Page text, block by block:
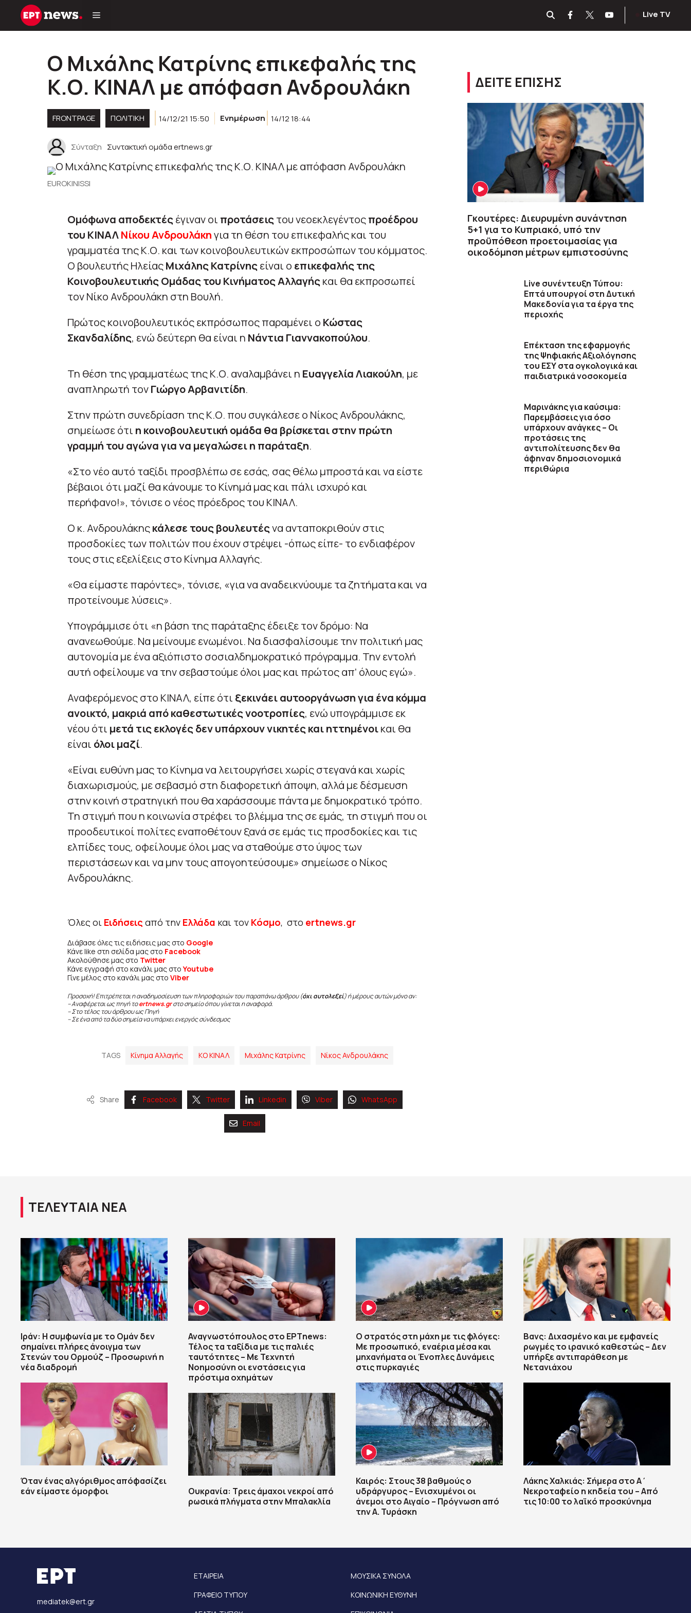
Μετάβαση
Live TV
Ο Μιχάλης Κατρίνης επικεφαλής της
Κ.Ο. ΚΙΝΑΛ με απόφαση Ανδρουλάκη
FRONTPAGE ΠΟΛΙΤΙΚΉ 14/12/21 15:50 Ενημέρωση 14/12 18:44
Σύνταξη Συντακτική ομάδα ertnews.gr
EUROKINISSI
Ομόφωνα αποδεκτέςέγιναν οι προτάσειςτου νεοεκλεγέντοςπροέδρου
του ΚΙΝΑΛ Νίκου Ανδρουλάκηγια τη θέση του επικεφαλής και του
γραμματέα της Κ.Ο. και των κοινοβουλευτικών εκπροσώπων του κόμματος.
Ο βουλευτής ΗλείαςΜιχάλης Κατρίνηςείναι ο επικεφαλής της
Κοινοβουλευτικής Ομάδας του Κινήματος Αλλαγήςκαι θα εκπροσωπεί
τον Νίκο Ανδρουλάκη στη Βουλή.
Πρώτος κοινοβουλευτικός εκπρόσωπος παραμένει ο Κώστας
Σκανδαλίδης, ενώ δεύτερη θα είναι η Νάντια Γιαννακοπούλου.
Τη θέση της γραμματέως της Κ.Ο. αναλαμβάνει η Ευαγγελία Λιακούλη, με
αναπληρωτή τονΓιώργο Αρβανιτίδη.
Στην πρώτη συνεδρίαση της Κ.Ο. που συγκάλεσε ο Νίκος Ανδρουλάκης,
σημείωσε ότι η κοινοβουλευτική ομάδα θα βρίσκεται στην πρώτη
γραμμή του αγώνα για να μεγαλώσει η παράταξη.
«Στο νέο αυτό ταξίδι προσβλέπω σε εσάς, σας θέλω μπροστά και να είστε
βέβαιοι ότι μαζί θα κάνουμε το Κίνημά μας και πάλι ισχυρό και
περήφανο!», τόνισε ο νέος πρόεδρος του ΚΙΝΑΛ.
Ο κ. Ανδρουλάκηςκάλεσε τους βουλευτέςνα ανταποκριθούν στις
προσδοκίες των πολιτών που έχουν στρέψει -όπως είπε- το ενδιαφέρον
τους στις εξελίξεις στο Κίνημα Αλλαγής.
«Θα είμαστε παρόντες», τόνισε, «για να αναδεικνύουμε τα ζητήματα και να
προτείνουμε λύσεις».
Υπογράμμισε ότι «η βάση της παράταξης έδειξε τον δρόμο: Να
ανανεωθούμε. Να μείνουμε ενωμένοι. Να διασφαλίσουμε την πολιτική μας
αυτονομία με ένα αξιόπιστο σοσιαλδημοκρατικό πρόγραμμα. Την εντολή
αυτή οφείλουμε να την σεβαστούμε όλοι μας και πρώτος απ’ όλους εγώ».
Αναφερόμενος στο ΚΙΝΑΛ, είπε ότι ξεκινάει αυτοοργάνωση για ένα κόμμα
ανοικτό, μακριά από καθεστωτικές νοοτροπίες, ενώ υπογράμμισε εκ
νέου ότι μετά τις εκλογές δεν υπάρχουν νικητές και ηττημένοικαι θα
είναι όλοι μαζί.
«Είναι ευθύνη μας το Κίνημα να λειτουργήσει χωρίς στεγανά και χωρίς
διαχωρισμούς, με σεβασμό στη διαφορετική άποψη, αλλά με δέσμευση
στην κοινή στρατηγική που θα χαράσσουμε πάντα με δημοκρατικό τρόπο.
Τη στιγμή που η κοινωνία στρέφει το βλέμμα της σε εμάς, τη στιγμή που οι
προοδευτικοί πολίτες εναποθέτουν ξανά σε εμάς τις προσδοκίες και τις
ελπίδες τους, οφείλουμε όλοι μας να σταθούμε στο ύψος των
περιστάσεων και να μην τους απογοητεύσουμε» σημείωσε ο Νίκος
Ανδρουλάκης.
Όλες οι Ειδήσεις από την Ελλάδα και τον Κόσμο, στο ertnews.gr
Διάβασε όλες τις ειδήσεις μας στο Google
Κάνε like στη σελίδα μας στο Facebook
Ακολούθησε μας στο Twitter
Κάνε εγγραφή στο κανάλι μας στοYoutube
Γίνε μέλος στο κανάλι μας στο Viber
Προσοχή! Επιτρέπεται η αναδημοσίευση των πληροφοριών του παραπάνω άρθρου (όχι αυτολεξεί) ή μέρους αυτών μόνο αν:
– Αναφέρεται ως πηγή τοertnews.gr στο σημείο όπου γίνεται η αναφορά.
– Στο τέλος του άρθρου ως Πηγή
– Σε ένα από τα δύο σημεία να υπάρχει ενεργός σύνδεσμος
TAGS Κίνημα Αλλαγής ΚΟ ΚΙΝΑΛ Μιχάλης Κατρίνης Νίκος Ανδρουλάκης
Share Facebook Twitter Linkedin Viber WhatsApp
Email
ΔΕΙΤΕ ΕΠΙΣΗΣ
Γκουτέρες: Διευρυμένη συνάντηση
5+1 για το Κυπριακό, υπό την
προϋπόθεση προετοιμασίας για
οικοδόμηση μέτρων εμπιστοσύνης
Live συνέντευξη Τύπου:
Επτά υπουργοί στη Δυτική
Μακεδονία για τα έργα της
περιοχής
Επέκταση της εφαρμογής
της Ψηφιακής Αξιολόγησης
του ΕΣΥ στα ογκολογικά και
παιδιατρικά νοσοκομεία
Μαρινάκης για καύσιμα:
Παρεμβάσεις για όσο
υπάρχουν ανάγκες – Οι
προτάσεις της
αντιπολίτευσης δεν θα
άφηναν δημοσιονομικά
περιθώρια
ΤΕΛΕΥΤΑΙΑ ΝΕΑ
Ιράν: Η συμφωνία με το Ομάν δεν
σημαίνει πλήρες άνοιγμα των
Στενών του Ορμούζ – Προσωρινή η
νέα διαδρομή
Όταν ένας αλγόριθμος απόφασίζει
εάν είμαστε όμορφοι
Αναγνωστόπουλος στο ΕΡΤnews:
Τέλος τα ταξίδια με τις παλιές
ταυτότητες – Με Τεχνητή
Νοημοσύνη οι ενστάσεις για
πρόστιμα οχημάτων
Ουκρανία: Τρεις άμαχοι νεκροί από
ρωσικά πλήγματα στην Μπαλακλία
Ο στρατός στη μάχη με τις φλόγες:
Με προσωπικό, εναέρια μέσα και
μηχανήματα οι Ένοπλες Δυνάμεις
στις πυρκαγιές
Καιρός: Στους 38 βαθμούς ο
υδράργυρος – Ενισχυμένοι οι
άνεμοι στο Αιγαίο – Πρόγνωση από
την Α. Τυράσκη
Βανς: Διχασμένο και με εμφανείς
ρωγμές το ιρανικό καθεστώς – Δεν
υπήρξε αντιπαράθεση με
Νετανιάχου
Λάκης Χαλκιάς: Σήμερα στο Α΄
Νεκροταφείο η κηδεία του – Από
τις 10:00 το λαϊκό προσκύνημα
mediatek@ert.gr
ΕΤΑΙΡΕΙΑ
ΓΡΑΦΕΙΟ ΤΥΠΟΥ
ΜΟΥΣΙΚΑ ΣΥΝΟΛΑ
ΚΟΙΝΩΝΙΚΗ ΕΥΘΥΝΗ